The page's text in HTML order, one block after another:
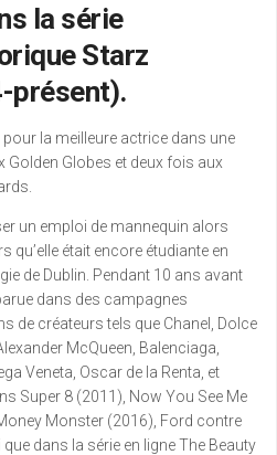
la série
Starz
présent).
la meilleure actrice dans une
Golden Globes et deux fois aux
un emploi de mannequin alors
qu’elle était encore étudiante en
de Dublin. Pendant 10 ans avant
dans des campagnes
de créateurs tels que Chanel, Dolce
McQueen, Balenciaga,
Veneta, Oscar de la Renta, et
Super 8 (2011), Now You See Me
Monster (2016), Ford contre
dans la série en ligne The Beauty